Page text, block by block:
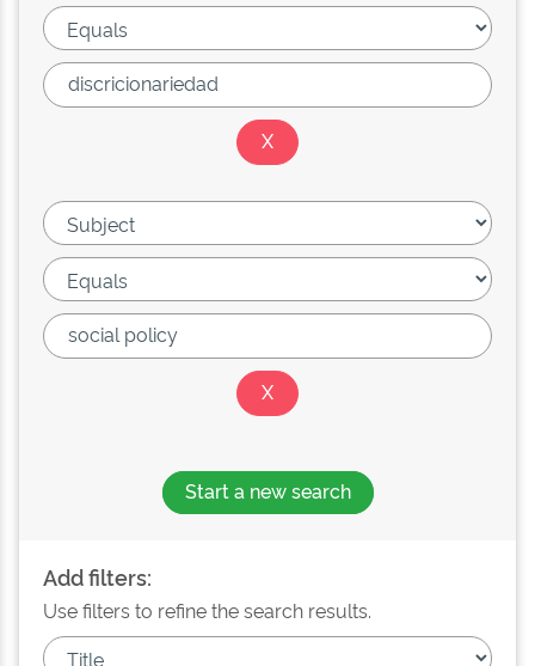
Start a new search
Add filters:
Use filters to refine the search results.